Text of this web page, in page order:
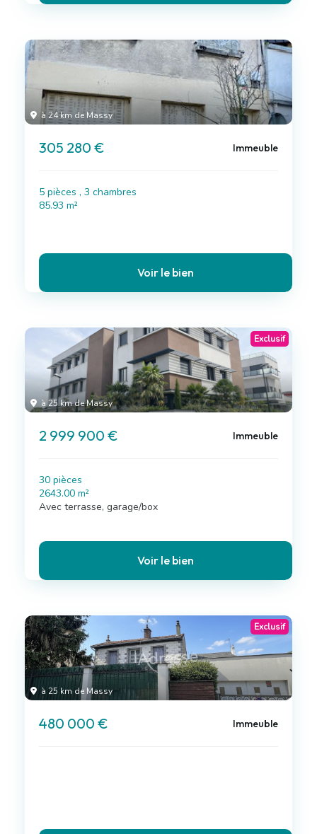
à 24 km de Massy
305 280 € Immeuble
5 pièces , 3 chambres
85.93 m²
Voir le bien
à 25 km de Massy
Exclusif
2 999 900 € Immeuble
30 pièces
2643.00 m²
Avec terrasse, garage/box
Voir le bien
à 25 km de Massy
Exclusif
480 000 € Immeuble